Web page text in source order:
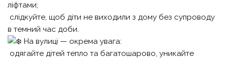
ліфтами;
слідкуйте, щоб діти не виходили з дому без супроводу
в темний час доби.
На вулиці — окрема увага:
одягайте дітей тепло та багатошарово, уникайте